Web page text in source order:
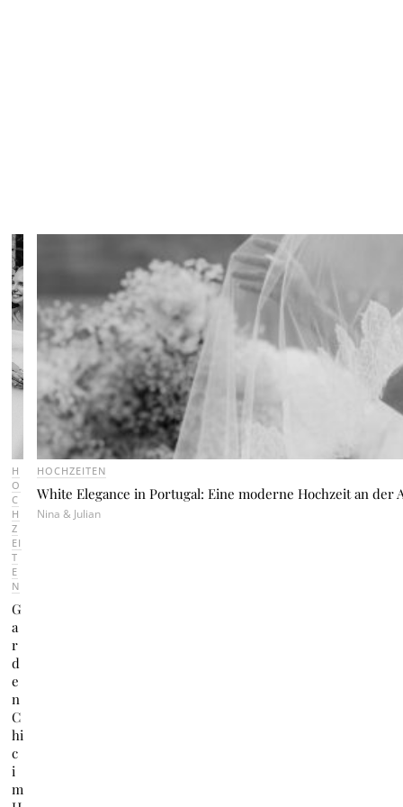
H
O
C
H
Z
EI
T
E
N
G
a
r
d
e
n
C
hi
c
i
m
HOCHZEITEN
White Elegance in Portugal: Eine moderne Hochzeit an der
Nina & Julian